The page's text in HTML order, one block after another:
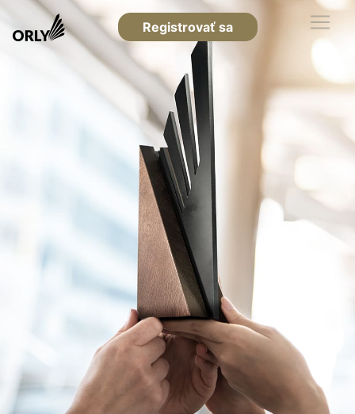
Registrovať sa